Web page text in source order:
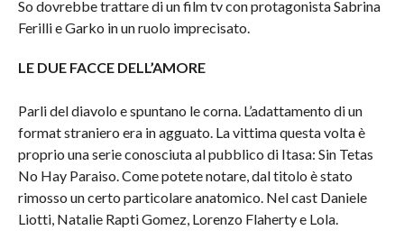
So dovrebbe trattare di un film tv con protagonista Sabrina
Ferilli e Garko in un ruolo imprecisato.
LE DUE FACCE DELL’AMORE
Parli del diavolo e spuntano le corna. L’adattamento di un
format straniero era in agguato. La vittima questa volta è
proprio una serie conosciuta al pubblico di Itasa: Sin Tetas
No Hay Paraiso. Come potete notare, dal titolo è stato
rimosso un certo particolare anatomico. Nel cast Daniele
Liotti, Natalie Rapti Gomez, Lorenzo Flaherty e Lola.